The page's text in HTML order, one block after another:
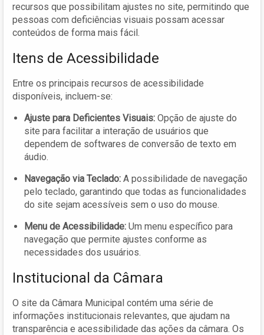
recursos que possibilitam ajustes no site, permitindo que
pessoas com deficiências visuais possam acessar
conteúdos de forma mais fácil.
Itens de Acessibilidade
Entre os principais recursos de acessibilidade
disponíveis, incluem-se:
Ajuste para Deficientes Visuais: Opção de ajuste do
site para facilitar a interação de usuários que
dependem de softwares de conversão de texto em
áudio.
Navegação via Teclado: A possibilidade de navegação
pelo teclado, garantindo que todas as funcionalidades
do site sejam acessíveis sem o uso do mouse.
Menu de Acessibilidade: Um menu específico para
navegação que permite ajustes conforme as
necessidades dos usuários.
Institucional da Câmara
O site da Câmara Municipal contém uma série de
informações institucionais relevantes, que ajudam na
transparência e acessibilidade das ações da câmara. Os